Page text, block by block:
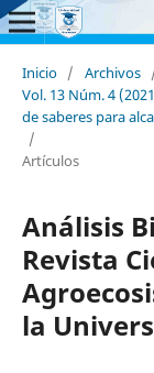
Inicio / Archivos
Vol. 13 Núm. 4
de saberes para
/
Artículos
Análisis
Revista
la